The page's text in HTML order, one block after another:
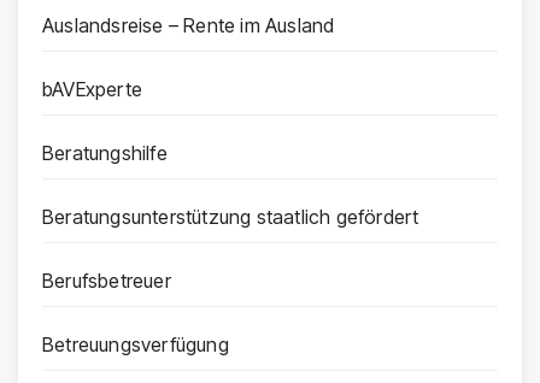
Auslandsreise – Rente im Ausland
bAVExperte
Beratungshilfe
Beratungsunterstützung staatlich gefördert
Berufsbetreuer
Betreuungsverfügung